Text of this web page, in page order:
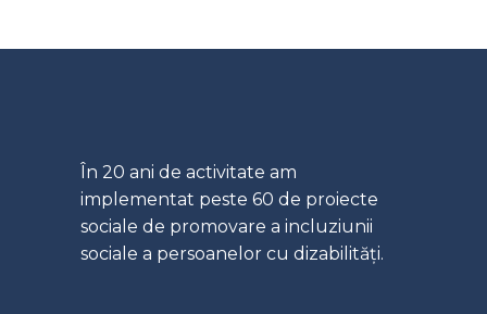
În 20 ani de activitate am
implementat peste 60 de proiecte
sociale de promovare a incluziunii
sociale a persoanelor cu dizabilități.